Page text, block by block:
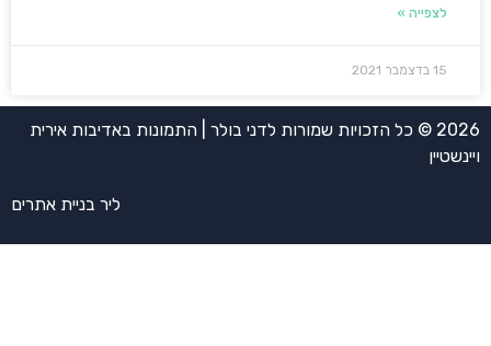
לצפייה »
15 בדצמבר 2021
2026 © כל הזכויות שמורות לדני בולר | התמונות באדיבות אירית
ויינשטיין
ליר בניית אתרים